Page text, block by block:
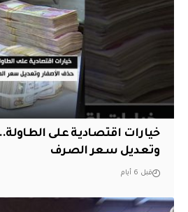
خيارات اقتصادية على
وتعديل سعر الصرف
قبل 6 أيام